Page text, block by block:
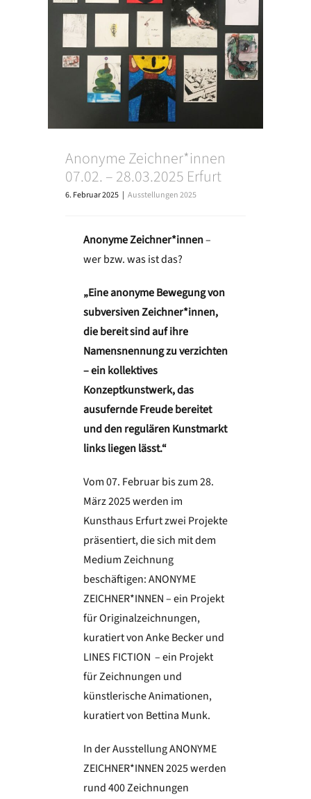
Anonyme Zeichner*innen
07.02. – 28.03.2025 Erfurt
6. Februar 2025 | Ausstellungen 2025
Anonyme Zeichner*innen–
wer bzw. was ist das?
„Eine anonyme Bewegung von
subversiven Zeichner*innen,
die bereit sind auf ihre
Namensnennung zu verzichten
– ein kollektives
Konzeptkunstwerk, das
ausufernde Freude bereitet
und den regulären Kunstmarkt
links liegen lässt.“
Vom 07. Februar bis zum 28.
März 2025 werden im
Kunsthaus Erfurt zwei Projekte
präsentiert, die sich mit dem
Medium Zeichnung
beschäftigen: ANONYME
ZEICHNER*INNEN – ein Projekt
für Originalzeichnungen,
kuratiert von Anke Becker und
LINES FICTION – ein Projekt
für Zeichnungen und
künstlerische Animationen,
kuratiert von Bettina Munk.
In der Ausstellung ANONYME
ZEICHNER*INNEN 2025 werden
rund 400 Zeichnungen